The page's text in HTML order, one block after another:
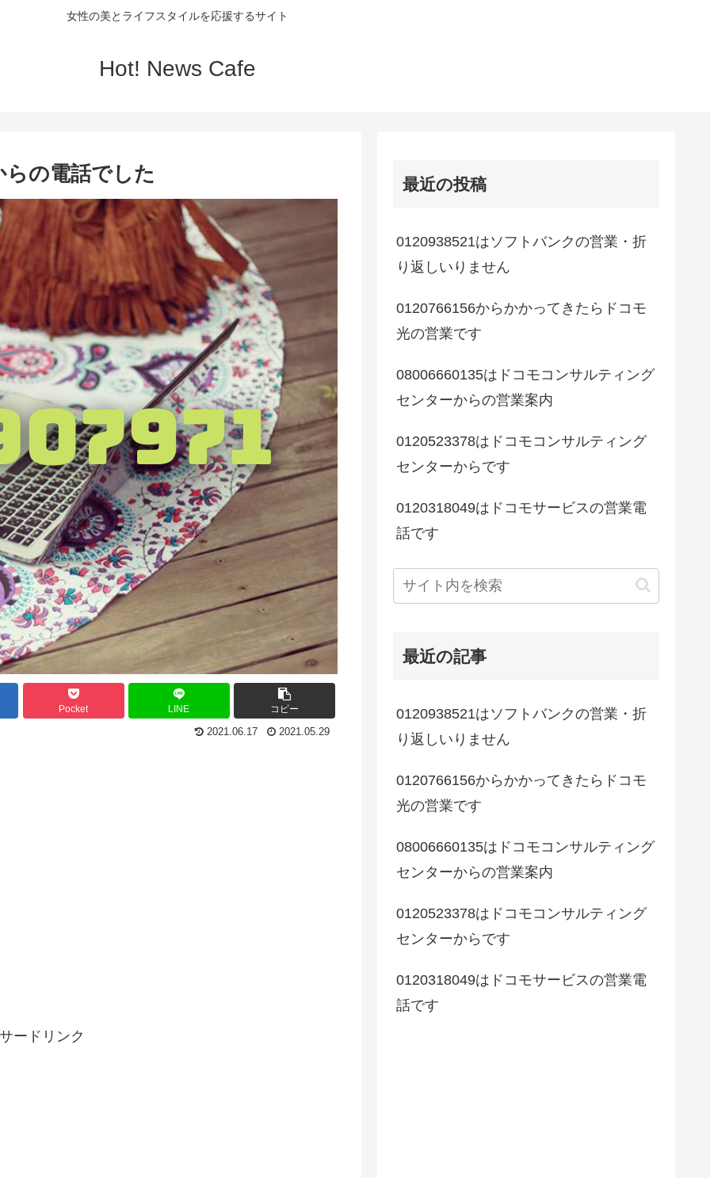
女性の美とライフスタイルを応援するサイト
Hot! News Cafe
の電話でした
Pocket LINE コピー
2021.06.17 2021.05.29
ードリンク
最近の投稿
0120938521はソフトバンクの営業・折
り返しいりません
0120766156からかかってきたらドコモ
光の営業です
08006660135はドコモコンサルティング
センターからの営業案内
0120523378はドコモコンサルティング
センターからです
0120318049はドコモサービスの営業電
話です
最近の記事
0120938521はソフトバンクの営業・折
り返しいりません
0120766156からかかってきたらドコモ
光の営業です
08006660135はドコモコンサルティング
センターからの営業案内
0120523378はドコモコンサルティング
センターからです
0120318049はドコモサービスの営業電
話です